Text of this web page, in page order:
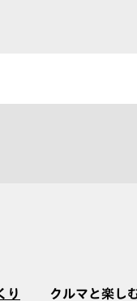
り クルマと楽し